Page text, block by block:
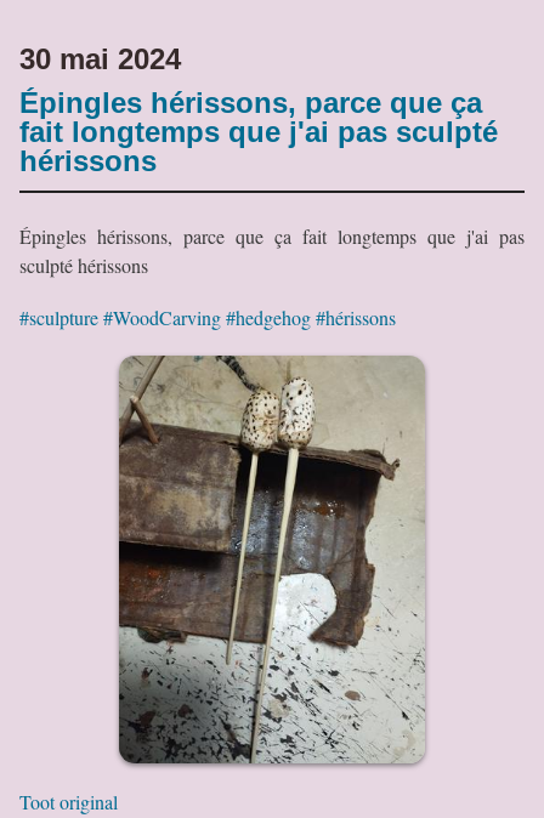
30 mai 2024
Épingles hérissons, parce que ça
fait longtemps que j'ai pas sculpté
hérissons
Épingles hérissons, parce que ça fait longtemps que j'ai pas
sculpté hérissons
#sculpture#WoodCarving#hedgehog#hérissons
Toot original